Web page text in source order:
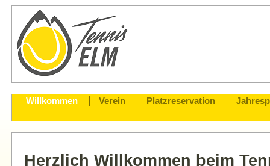
Willkommen Verein Platzreservation
Herzlich Willkommen beim